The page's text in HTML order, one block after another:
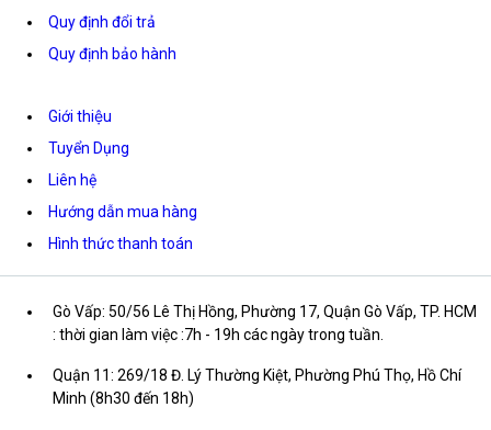
Quy định đổi trả
Quy định bảo hành
Giới thiệu
Tuyển Dụng
Liên hệ
Hướng dẫn mua hàng
Hình thức thanh toán
Gò Vấp: 50/56 Lê Thị Hồng, Phường 17, Quận Gò Vấp, TP. HCM
: thời gian làm việc :7h - 19h các ngày trong tuần.
Quận 11: 269/18 Đ. Lý Thường Kiệt, Phường Phú Thọ, Hồ Chí
Minh (8h30 đến 18h)